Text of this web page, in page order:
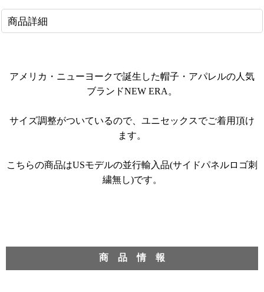
商品詳細
アメリカ・ニューヨークで誕生した帽子・アパレルの人気
ブランドNEW ERA。
サイズ調整がついているので、ユニセックスでご着用頂け
ます。
こちらの商品はUSモデルの並行輸入品(サイドパネルロゴ刺
繍無し)です。
商 品 情 報